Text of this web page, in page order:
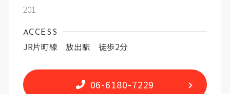
201
ACCESS
JR片町線 放出駅 徒歩2分
06-6180-7229